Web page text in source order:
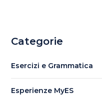
Categorie
Esercizi e Grammatica
Esperienze MyES